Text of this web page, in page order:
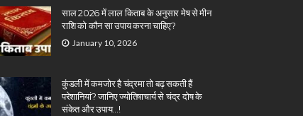
साल 2026 में लाल किताब के अनुसार मेष से मीन
राशि को कौन सा उपाय करना चाहिए?
January 10, 2026
कुंडली में कमजोर है चंद्रमा तो बढ़ सकती हैं
परेशानियां? जानिए ज्योतिषाचार्य से चंद्र दोष के
संकेत और उपाय…!